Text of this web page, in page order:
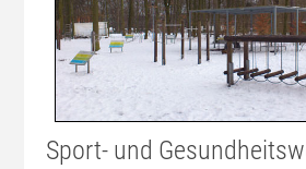
Sport- und